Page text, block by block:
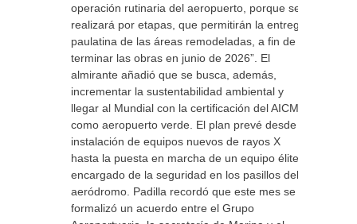
operación rutinaria del aeropuerto, porque se
realizará por etapas, que permitirán la entrega
paulatina de las áreas remodeladas, a fin de
terminar las obras en junio de 2026”. El
almirante añadió que se busca, además,
incrementar la sustentabilidad ambiental y
llegar al Mundial con la certificación del AICM
como aeropuerto verde. El plan prevé desde la
instalación de equipos nuevos de rayos X
hasta la puesta en marcha de un equipo élite
encargado de la seguridad en los pasillos del
aeródromo. Padilla recordó que este mes se
formalizó un acuerdo entre el Grupo